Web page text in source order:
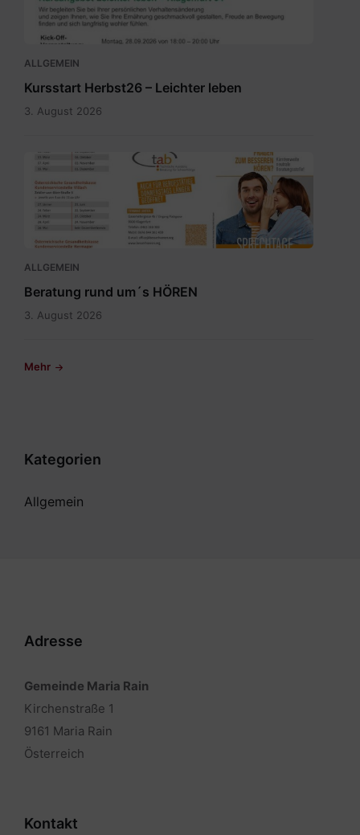
ALLGEMEIN
Kursstart Herbst26 – Leichter leben
3. August 2026
Sprechtagskalender
tab
2026
1.pdf
ALLGEMEIN
Beratung rund um´s HÖREN
3. August 2026
Mehr
Kategorien
Allgemein
Adresse
Gemeinde Maria Rain
Kirchenstraße 1
9161 Maria Rain
Österreich
Kontakt